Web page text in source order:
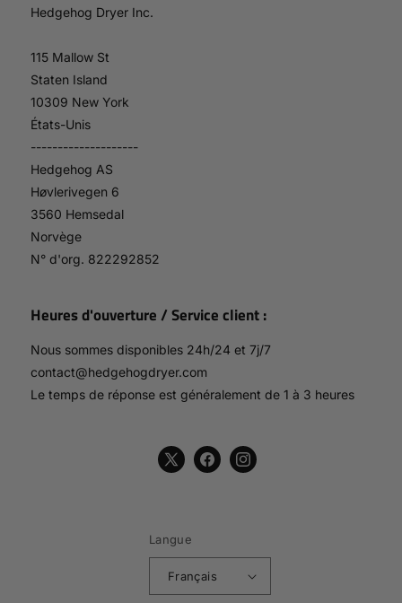
Hedgehog Dryer Inc.
115 Mallow St
Staten Island
10309 New York
États-Unis
--------------------
Hedgehog AS
Høvlerivegen 6
3560 Hemsedal
Norvège
N° d'org. 822292852
Heures d'ouverture / Service client :
Nous sommes disponibles 24h/24 et 7j/7
contact@hedgehogdryer.com
Le temps de réponse est généralement de 1 à 3 heures
X
FacebookInstagram
Langue
Français